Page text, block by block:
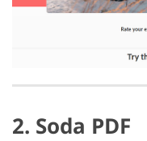
2. Soda PDF